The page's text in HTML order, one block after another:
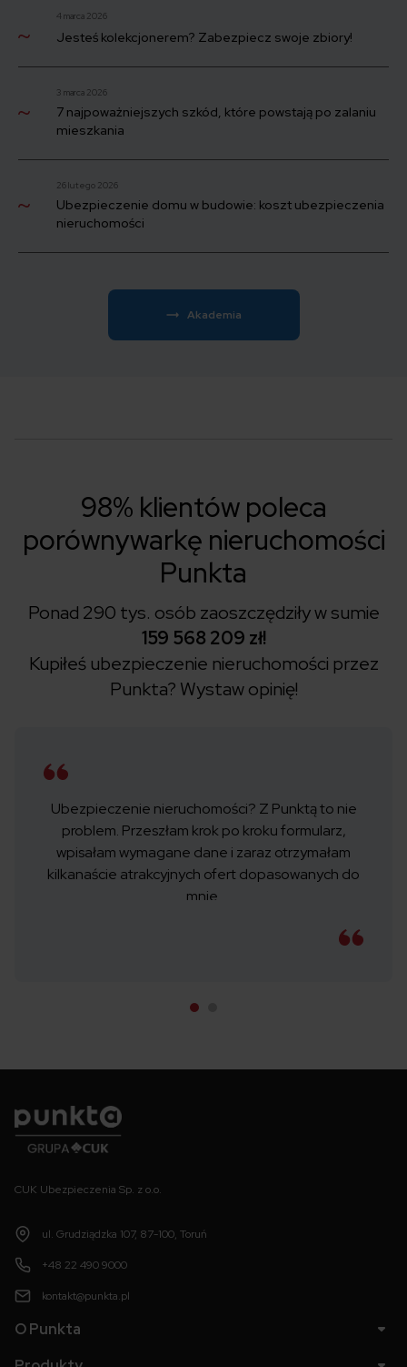
4 marca 2026
Jesteś kolekcjonerem? Zabezpiecz swoje zbiory!
3 marca 2026
7 najpoważniejszych szkód, które powstają po zalaniu
mieszkania
26 lutego 2026
Ubezpieczenie domu w budowie: koszt ubezpieczenia
nieruchomości
Akademia
98% klientów poleca
porównywarkę nieruchomości
Punkta
Ponad 290 tys. osób zaoszczędziły w sumie
159 568 209 zł!
Kupiłeś ubezpieczenie nieruchomości przez
Punkta? Wystaw opinię!
Ubezpieczenie nieruchomości? Z Punktą to nie
problem. Przeszłam krok po kroku formularz,
wpisałam wymagane dane i zaraz otrzymałam
kilkanaście atrakcyjnych ofert dopasowanych do
mnie.
CUK Ubezpieczenia Sp. z o.o.
ul. Grudziądzka 107, 87-100, Toruń
+48 22 490 9000
kontakt@punkta.pl
O Punkta